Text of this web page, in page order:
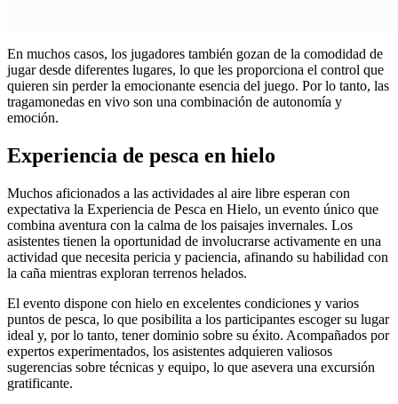
En muchos casos, los jugadores también gozan de la comodidad de
jugar desde diferentes lugares, lo que les proporciona el control que
quieren sin perder la emocionante esencia del juego. Por lo tanto, las
tragamonedas en vivo son una combinación de autonomía y
emoción.
Experiencia de pesca en hielo
Muchos aficionados a las actividades al aire libre esperan con
expectativa la Experiencia de Pesca en Hielo, un evento único que
combina aventura con la calma de los paisajes invernales. Los
asistentes tienen la oportunidad de involucrarse activamente en una
actividad que necesita pericia y paciencia, afinando su habilidad con
la caña mientras exploran terrenos helados.
El evento dispone con hielo en excelentes condiciones y varios
puntos de pesca, lo que posibilita a los participantes escoger su lugar
ideal y, por lo tanto, tener dominio sobre su éxito. Acompañados por
expertos experimentados, los asistentes adquieren valiosos
sugerencias sobre técnicas y equipo, lo que asevera una excursión
gratificante.